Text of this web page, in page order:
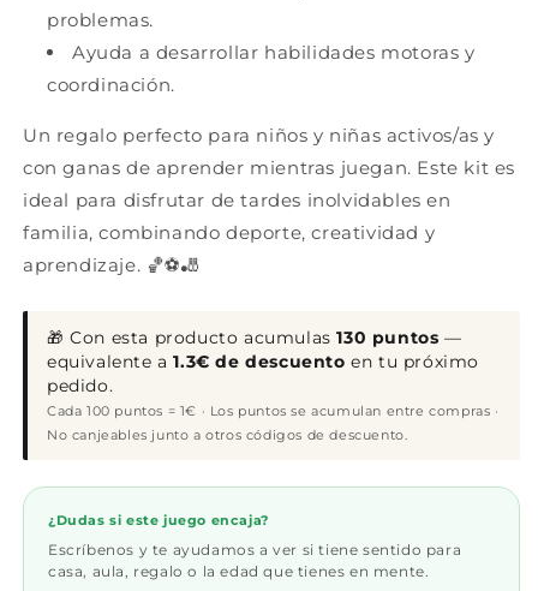
problemas.
Ayuda a desarrollar habilidades motoras y
coordinación.
Un regalo perfecto para niños y niñas activos/as y
con ganas de aprender mientras juegan. Este kit es
ideal para disfrutar de tardes inolvidables en
familia, combinando deporte, creatividad y
aprendizaje. 🏀⚽🎳
🎁 Con esta producto acumulas130 puntos —
equivalente a1.3€ de descuento en tu próximo
pedido.
Cada 100 puntos = 1€ · Los puntos se acumulan entre compras ·
No canjeables junto a otros códigos de descuento.
¿Dudas si este juego encaja?
Escríbenos y te ayudamos a ver si tiene sentido para
casa, aula, regalo o la edad que tienes en mente.